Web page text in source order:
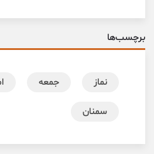
برچسب‌ها
نماز جمعه
سمنان